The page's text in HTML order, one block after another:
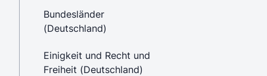
Bundesländer
(Deutschland)
Einigkeit und Recht und
Freiheit (Deutschland)